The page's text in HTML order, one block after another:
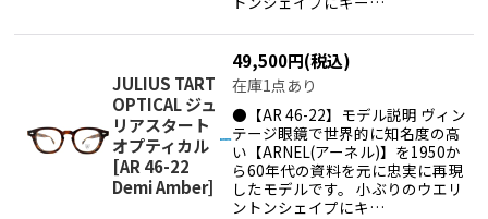
JULIUS TART
OPTICAL ジュ
リアスタート
オプティカル
[AR 46-22
Demi Amber]
49,500円(税込)
在庫1点あり
●【AR 46-22】モデル説明 ヴィン
テージ眼鏡で世界的に知名度の高
い【ARNEL(アーネル)】を1950か
ら60年代の資料を元に忠実に再現
したモデルです。 小ぶりのウエリ
ントンシェイプにキ…